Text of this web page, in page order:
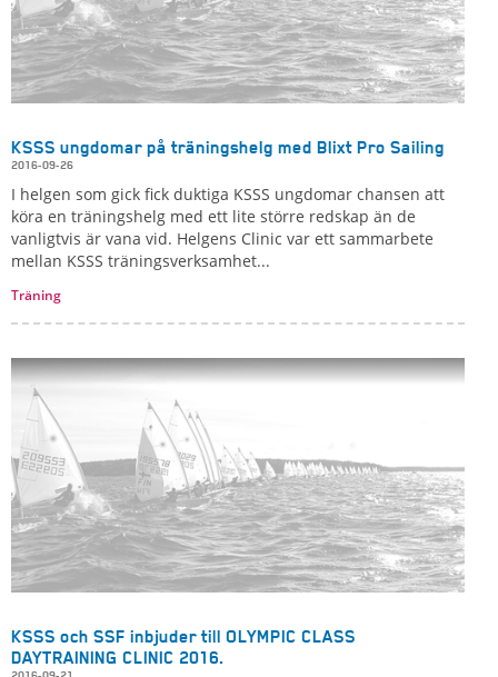
KSSS ungdomar på träningshelg med Blixt Pro Sailing
2016-09-26
I helgen som gick fick duktiga KSSS ungdomar chansen att
köra en träningshelg med ett lite större redskap än de
vanligtvis är vana vid. Helgens Clinic var ett sammarbete
mellan KSSS träningsverksamhet...
Träning
KSSS och SSF inbjuder till OLYMPIC CLASS
DAYTRAINING CLINIC 2016.